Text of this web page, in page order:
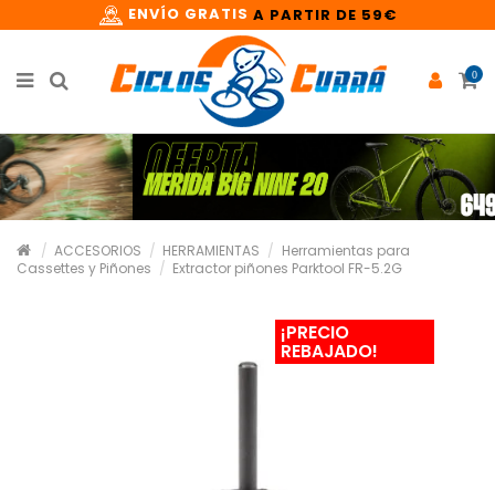
ENVÍO GRATIS A PARTIR DE 59€
0
ACCESORIOS HERRAMIENTAS
Herramientas para
Cassettes y Piñones
Extractor piñones Parktool FR-5.2G
¡PRECIO
REBAJADO!